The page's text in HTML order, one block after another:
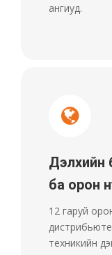
ангиуд.
Дэлхийн
ба орон
12 гаруй
техникийн